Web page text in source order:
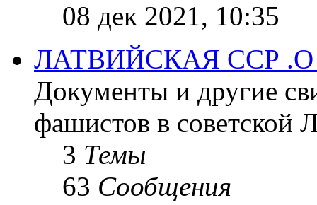
08 дек 2021, 10:35
ЛАТВИЙСКАЯ ССР
Документы и другие
фашистов в советской
3 Темы
63 Сообщения